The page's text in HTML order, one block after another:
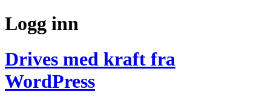
Logg inn
Drives med kraft fra
WordPress